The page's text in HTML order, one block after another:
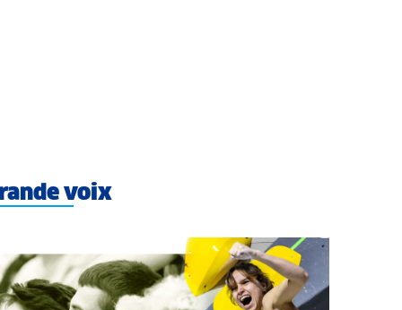
voix